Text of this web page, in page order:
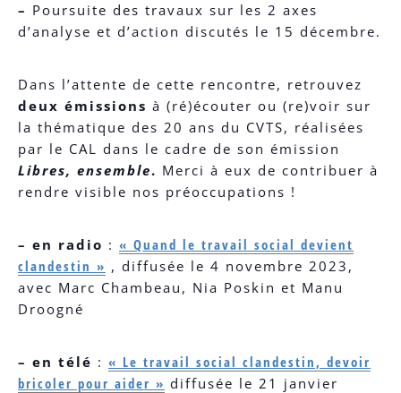
– Poursuite des travaux sur les 2 axes
d’analyse et d’action discutés le 15 décembre.
Dans l’attente de cette rencontre, retrouvez
deux émissions à (ré)écouter ou (re)voir sur
la thématique des 20 ans du CVTS, réalisées
par le CAL dans le cadre de son émission
Libres, ensemble. Merci à eux de contribuer à
rendre visible nos préoccupations !
– en radio : « Quand le travail social devient
clandestin » , diffusée le 4 novembre 2023,
avec Marc Chambeau, Nia Poskin et Manu
Droogné
– en télé : « Le travail social clandestin, devoir
bricoler pour aider » diffusée le 21 janvier